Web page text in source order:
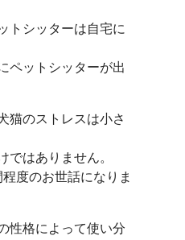
トシッターは自宅に
ペットシッターが出
猫のストレスは小さ
ではありません。
度のお世話になりま
性格によって使い分